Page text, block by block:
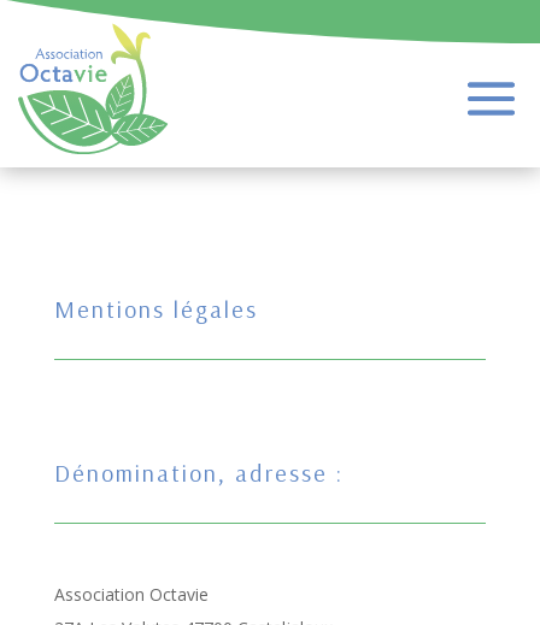
Mentions légales
Dénomination, adresse :
Association Octavie